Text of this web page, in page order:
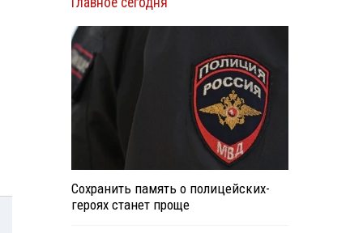
Сохранить память о полицейских-
героях станет проще